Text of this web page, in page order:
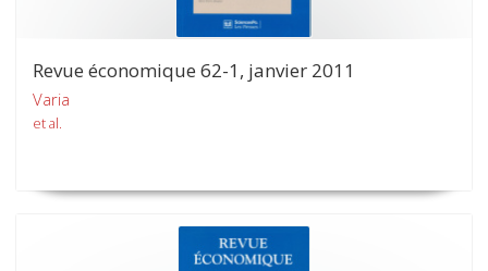
Revue économique 62-1, janvier 2011
Varia
et al.